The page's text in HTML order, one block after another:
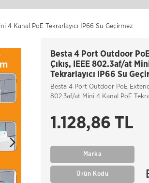
4 Kanal PoE Tekrarlayıcı IP66 Su Geçirmez
Besta 4 Port Outdoor
Çıkış, IEEE 802.3af/at
Tekrarlayıcı IP66 Su
Besta 4 Port Outdoor PoE
802.3af/at Mini 4 Kanal PoE
1.128,86 TL
Marka
Ürün Kodu